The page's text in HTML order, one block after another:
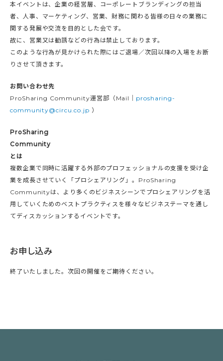
本イベントは、企業の経営層、コーポレートブランディングの担当
者、人事、マーケティング、営業、財務に関わる皆様の日々の業務に
関する発展や交流を目的とした会です。
故に、営業又は勧誘などの行為は禁止しております。
このような行為が見かけられた際にはご退場／次回以降の入場をお断
りさせて頂きます。
お問い合わせ先
ProSharing Community運営部（Mail｜ prosharing-
community@circu.co.jp ）
ProSharing
Community
とは
複数企業で同時に活躍する外部のプロフェッショナルの支援を受け企
業を成長させていく「プロシェアリング」。ProSharing
Communityは、より多くのビジネスシーンでプロシェアリングを活
用していくためのベストプラクティスを様々なビジネステーマを通し
てディスカッションするイベントです。
お申し込み
終了いたしました。次回の開催をご期待ください。